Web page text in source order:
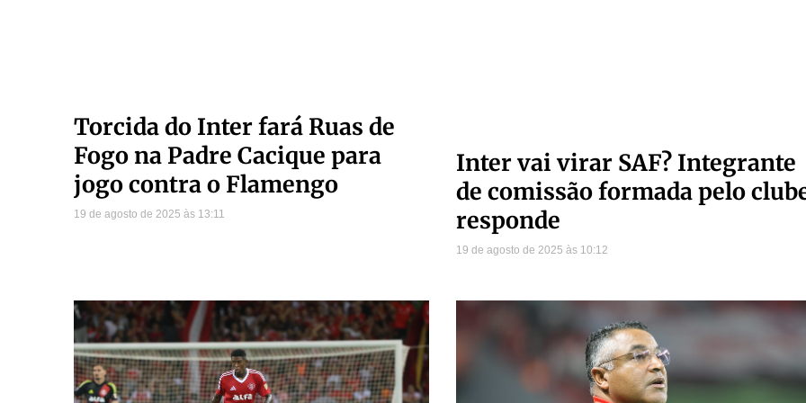
Torcida do Inter fará Ruas de
Fogo na Padre Cacique para
jogo contra o Flamengo
19 de agosto de 2025 13:11
Inter vai virar SAF? Integrante
de comissão formada pelo
responde
19 de agosto de 2025 10:12